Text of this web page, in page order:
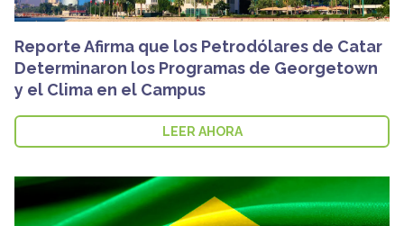
Reporte Afirma que los Petrodólares de Catar
Determinaron los Programas de Georgetown
y el Clima en el Campus
LEER AHORA